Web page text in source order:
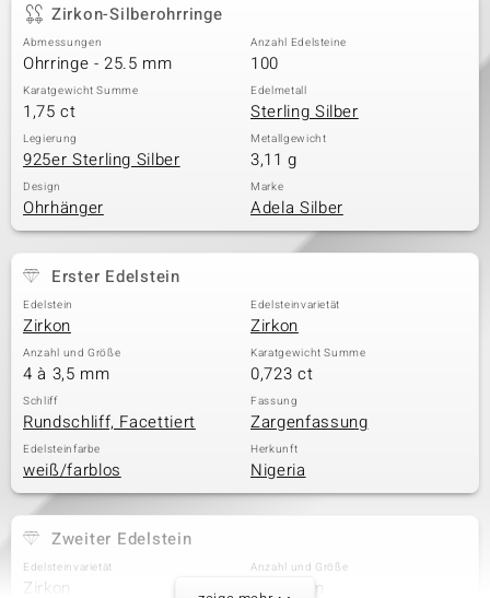
Zirkon-Silberohrringe
Abmessungen
Ohrringe - 25.5 mm
Anzahl Edelsteine
100
Karatgewicht Summe
1,75 ct
Edelmetall
Sterling Silber
Legierung
925er Sterling Silber
Metallgewicht
3,11 g
Design
Ohrhänger
Marke
Adela Silber
Erster Edelstein
Edelstein
Zirkon
Edelsteinvarietät
Zirkon
Anzahl und Größe
4 à 3,5 mm
Karatgewicht Summe
0,723 ct
Schliff
Rundschliff, Facettiert
Fassung
Zargenfassung
Edelsteinfarbe
weiß/farblos
Herkunft
Nigeria
Zweiter Edelstein
Edelsteinvarietät
Zirkon
Anzahl und Größe
2 à 3 mm